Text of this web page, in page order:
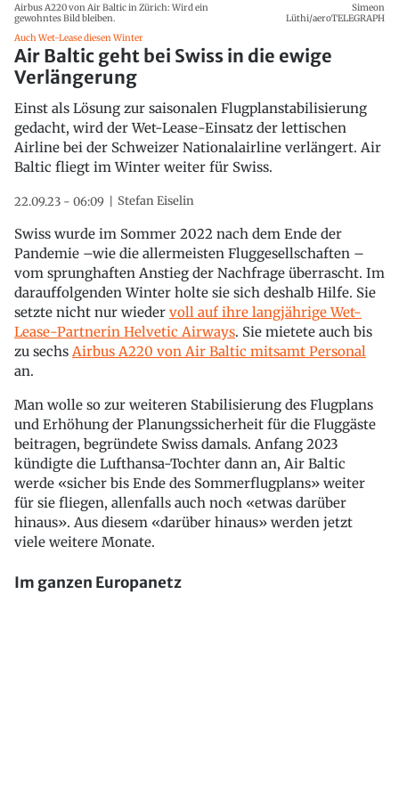
Airbus A220 von Air Baltic in Zürich: Wird ein
gewohntes Bild bleiben.
Simeon
Lüthi/aeroTELEGRAPH
Auch Wet-Lease diesen Winter
Air Baltic geht bei Swiss in die ewige
Verlängerung
Einst als Lösung zur saisonalen Flugplanstabilisierung
gedacht, wird der Wet-Lease-Einsatz der lettischen
Airline bei der Schweizer Nationalairline verlängert. Air
Baltic fliegt im Winter weiter für Swiss.
22.09.23 - 06:09 Stefan Eiselin
Swiss wurde im Sommer 2022 nach dem Ende der
Pandemie –wie die allermeisten Fluggesellschaften –
vom sprunghaften Anstieg der Nachfrage überrascht. Im
darauffolgenden Winter holte sie sich deshalb Hilfe. Sie
setzte nicht nur wieder voll auf ihre langjährige Wet-
Lease-Partnerin Helvetic Airways. Sie mietete auch bis
zu sechs Airbus A220 von Air Baltic mitsamt Personal
an.
Man wolle so zur weiteren Stabilisierung des Flugplans
und Erhöhung der Planungssicherheit für die Fluggäste
beitragen, begründete Swiss damals. Anfang 2023
kündigte die Lufthansa-Tochter dann an, Air Baltic
werde «sicher bis Ende des Sommerflugplans» weiter
für sie fliegen, allenfalls auch noch «etwas darüber
hinaus». Aus diesem «darüber hinaus» werden jetzt
viele weitere Monate.
Im ganzen Europanetz